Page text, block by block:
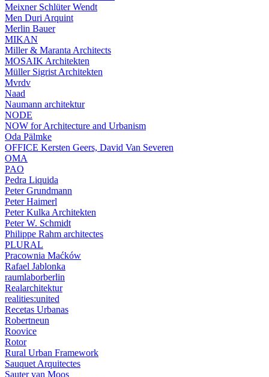
Meixner Schlüter Wendt
Men Duri Arquint
Merlin Bauer
MIKAN
Miller & Maranta Architects
MOSAIK Architekten
Müller Sigrist Architekten
Mvrdv
Naad
Naumann architektur
NODE
NOW for Architecture and Urbanism
Oda Pälmke
OFFICE Kersten Geers, David Van Severen
OMA
PAO
Pedra Liquida
Peter Grundmann
Peter Haimerl
Peter Kulka Architekten
Peter W. Schmidt
Philippe Rahm architectes
PLURAL
Pracownia Maćków
Rafael Jablonka
raumlaborberlin
Realarchitektur
realities:united
Recetas Urbanas
Robertneun
Roovice
Rotor
Rural Urban Framework
Sauquet Arquitectes
Sauter van Moos